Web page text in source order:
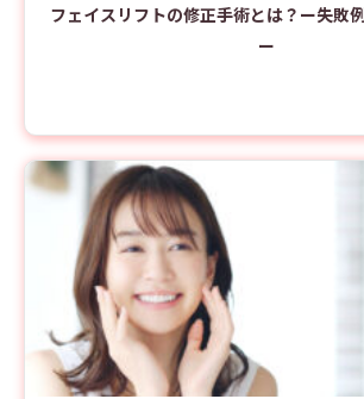
フェイスリフトの修正手術とは？ー失敗
ー